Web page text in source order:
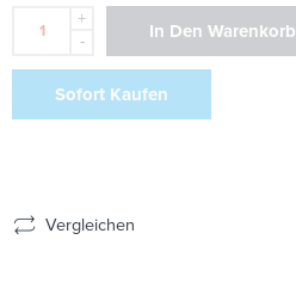
+
-
In Den Warenkorb
Sofort Kaufen
Vergleichen